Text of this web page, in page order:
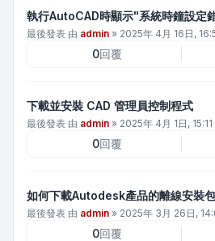
執行AutoCAD時顯示"系統時鐘設定
最後發表 由 admin » 2025年 4月 16日,
0回覆
下載並安裝 CAD 管理員控制程式
最後發表 由 admin » 2025年 4月 1日, 15:11
0回覆
如何下載Autodesk產品的離線安裝
最後發表 由 admin » 2025年 3月 26日,
0回覆